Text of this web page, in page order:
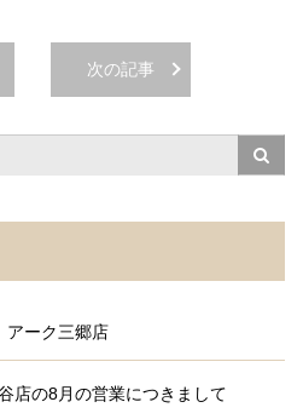
次の記事
アーク三郷店
店の8月の営業につきまして